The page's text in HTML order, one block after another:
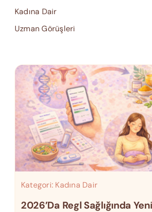
Kadına Dair
Uzman Görüşleri
Kategori: Kadına Dair
2026’da Regl Sağlığında